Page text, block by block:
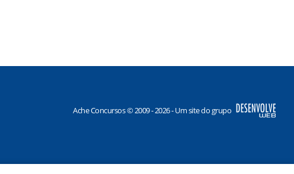
Ache Concursos © 2009 - 2026 - Um site do grupo